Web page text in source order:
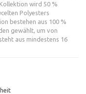
wird 50 %
Polyesters
bestehen aus 100 %
gewählt, um von
aus mindestens 16